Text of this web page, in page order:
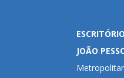
JOÃO